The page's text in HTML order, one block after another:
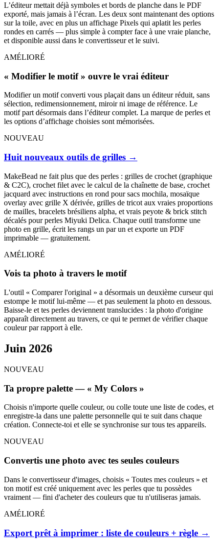
L’éditeur mettait déjà symboles et bords de planche dans le PDF
exporté, mais jamais à l’écran. Les deux sont maintenant des options
sur la toile, avec en plus un affichage Pixels qui aplatit les perles
rondes en carrés — plus simple à compter face à une vraie planche,
et disponible aussi dans le convertisseur et le suivi.
AMÉLIORÉ
« Modifier le motif » ouvre le vrai éditeur
Modifier un motif converti vous plaçait dans un éditeur réduit, sans
sélection, redimensionnement, miroir ni image de référence. Le
motif part désormais dans l’éditeur complet. La marque de perles et
les options d’affichage choisies sont mémorisées.
NOUVEAU
Huit nouveaux outils de grilles →
MakeBead ne fait plus que des perles : grilles de crochet (graphique
& C2C), crochet filet avec le calcul de la chaînette de base, crochet
jacquard avec instructions en rond pour sacs mochila, mosaïque
overlay avec grille X dérivée, grilles de tricot aux vraies proportions
de mailles, bracelets brésiliens alpha, et vrais peyote & brick stitch
décalés pour perles Miyuki Delica. Chaque outil transforme une
photo en grille, écrit les rangs un par un et exporte un PDF
imprimable — gratuitement.
AMÉLIORÉ
Vois ta photo à travers le motif
L'outil « Comparer l'original » a désormais un deuxième curseur qui
estompe le motif lui-même — et pas seulement la photo en dessous.
Baisse-le et tes perles deviennent translucides : la photo d'origine
apparaît directement au travers, ce qui te permet de vérifier chaque
couleur par rapport à elle.
Juin 2026
NOUVEAU
Ta propre palette — « My Colors »
Choisis n'importe quelle couleur, ou colle toute une liste de codes, et
enregistre-la dans une palette personnelle qui te suit dans chaque
création. Connecte-toi et elle se synchronise sur tous tes appareils.
NOUVEAU
Convertis une photo avec tes seules couleurs
Dans le convertisseur d'images, choisis « Toutes mes couleurs » et
ton motif est créé uniquement avec les perles que tu possèdes
vraiment — fini d'acheter des couleurs que tu n'utiliseras jamais.
AMÉLIORÉ
Export prêt à imprimer : liste de couleurs + règle →